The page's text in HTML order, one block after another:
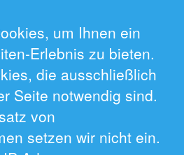
um Ihnen ein
Erlebnis zu bieten.
die ausschließlich
Seite notwendig sind.
von
setzen wir nicht ein.